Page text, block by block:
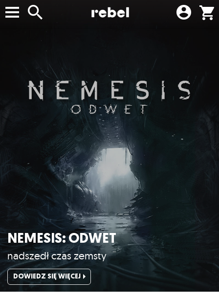
NEMESIS: ODWET
nadszedł czas zemsty
DOWIEDZ SIĘ WIĘCEJ